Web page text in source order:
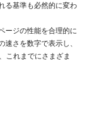
る基準も必然的に変わ
ージの性能を合理的に
さを数字で表示し、
これまでにさまざま